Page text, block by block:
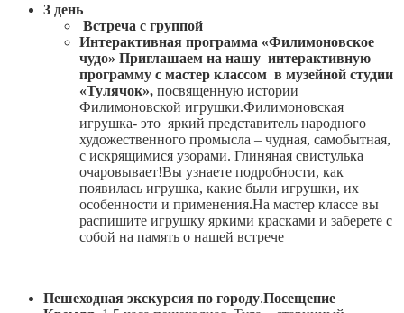
3 день
Встреча с группой
Интерактивная программа «Филимоновское
чудо» Приглашаем на нашу интерактивную
программу с мастер классом в музейной студии
«Тулячок», посвященную истории
Филимоновской игрушки.Филимоновская
игрушка- это яркий представитель народного
художественного промысла – чудная, самобытная,
с искрящимися узорами. Глиняная свистулька
очаровывает!Вы узнаете подробности, как
появилась игрушка, какие были игрушки, их
особенности и применения.На мастер классе вы
распишите игрушку яркими красками и заберете с
собой на память о нашей встрече
Пешеходная экскурсия по городу.Посещение